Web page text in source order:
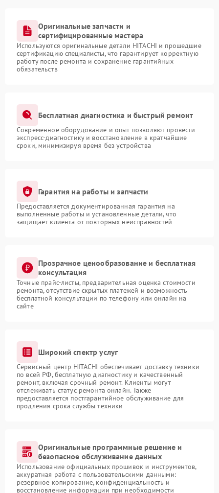
Оригинальные запчасти и
сертифицированные мастера
Используются оригинальные детали HITACHI и прошедшие
сертификацию специалисты, что гарантирует корректную
работу после ремонта и сохранение гарантийных
обязательств
Бесплатная диагностика и быстрый ремонт
Современное оборудование и опыт позволяют провести
экспресс-диагностику и восстановление в кратчайшие
сроки, минимизируя время без устройства
Гарантия на работы и запчасти
Предоставляется документированная гарантия на
выполненные работы и установленные детали, что
защищает клиента от повторных неисправностей
Прозрачное ценообразование и бесплатная
консультация
Точные прайс-листы, предварительная оценка стоимости
ремонта, отсутствие скрытых платежей и возможность
бесплатной консультации по телефону или онлайн на
сайте
Широкий спектр услуг
Сервисный центр HITACHI обеспечивает доставку техники
по всей РФ, бесплатную диагностику и качественный
ремонт, включая срочный ремонт. Клиенты могут
отслеживать статус ремонта онлайн. Также
предоставляется постгарантийное обслуживание для
продления срока службы техники
Оригинальные программные решение и
безопасное обслуживание данных
Использование официальных прошивок и инструментов,
аккуратная работа с пользовательскими данными:
резервное копирование, конфиденциальность и
восстановление информации при необходимости